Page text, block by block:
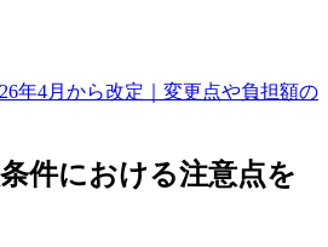
年4月から改定｜変更点や負担額の
件における注意点を